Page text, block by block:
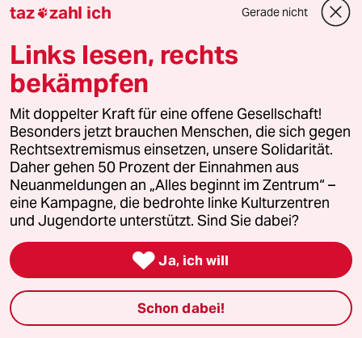
taz Archiv
Mehr taz Angebote
Reisen
Shop
Anzeigen
taz zahl ich Gerade nicht
Links lesen, rechts
bekämpfen
Mit doppelter Kraft für eine offene Gesellschaft!
Besonders jetzt brauchen Menschen, die sich gegen
Rechtsextremismus einsetzen, unsere Solidarität.
Daher gehen 50 Prozent der Einnahmen aus
Neuanmeldungen an „Alles beginnt im Zentrum“ –
eine Kampagne, die bedrohte linke Kulturzentren
und Jugendorte unterstützt. Sind Sie dabei?
 Ja, ich will
Schon dabei!